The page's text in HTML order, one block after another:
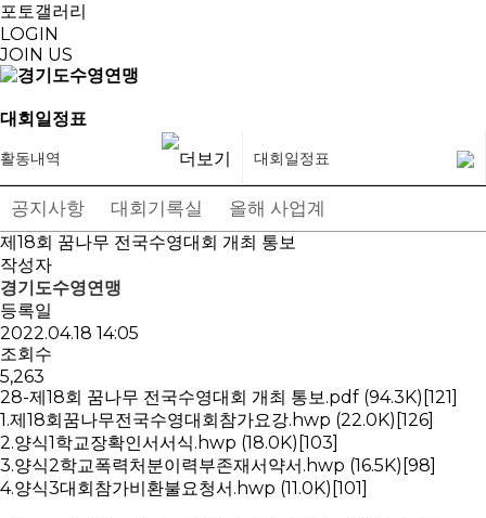
포토갤러리
LOGIN
JOIN US
대회일정표
활동내역 대회일정표
공지사항 대회기록실 올해 사업계획
제18회 꿈나무 전국수영대회 개최 통보
작성자
경기도수영연맹
등록일
2022.04.18 14:05
조회수
5,263
28-제18회 꿈나무 전국수영대회 개최 통보.pdf (94.3K) [121]
1.제18회꿈나무전국수영대회참가요강.hwp (22.0K) [126]
2.양식1학교장확인서서식.hwp (18.0K) [103]
3.양식2학교폭력처분이력부존재서약서.hwp (16.5K) [98]
4.양식3대회참가비환불요청서.hwp (11.0K) [101]